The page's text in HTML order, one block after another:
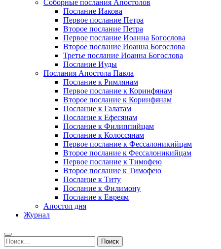
Соборные послания Апостолов
Послание Иакова
Первое послание Петра
Второе послание Петра
Первое послание Иоанна Богослова
Второе послание Иоанна Богослова
Третье послание Иоанна Богослова
Послание Иуды
Послания Апостола Павла
Послание к Римлянам
Первое послание к Коринфянам
Второе послание к Коринфянам
Послание к Галатам
Послание к Ефесянам
Послание к Филиппийцам
Послание к Колоссянам
Первое послание к Фессалоникийцам
Второе послание к Фессалоникийцам
Первое послание к Тимофею
Второе послание к Тимофею
Послание к Титу
Послание к Филимону
Послание к Евреям
Апостол дня
Журнал
Найти: